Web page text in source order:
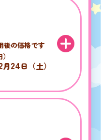
後の価格です
月24日（土）